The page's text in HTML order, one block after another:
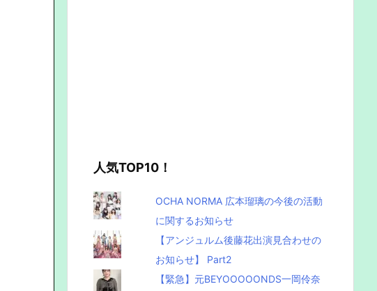
人気TOP10！
OCHA NORMA 広本瑠璃の今後の活動
に関するお知らせ
【アンジュルム後藤花出演見合わせの
お知らせ】 Part2
【緊急】元BEYOOOOONDS一岡伶奈